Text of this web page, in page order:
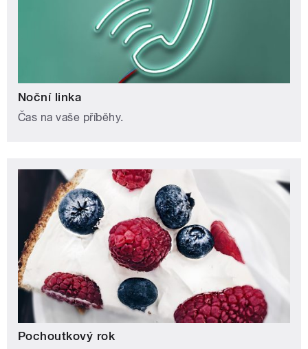
Noční linka
Čas na vaše příběhy.
Pochoutkový rok